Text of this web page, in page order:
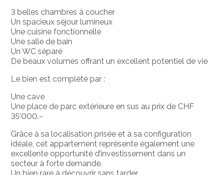
3 belles chambres à coucher
Un spacieux séjour lumineux
Une cuisine fonctionnelle
Une salle de bain
Un WC séparé
De beaux volumes offrant un excellent potentiel de vie
Le bien est complété par :
Une cave
Une place de parc extérieure en sus au prix de CHF
35'000.–
Grâce à sa localisation prisée et à sa configuration
idéale, cet appartement représente également une
excellente opportunité d’investissement dans un
secteur à forte demande.